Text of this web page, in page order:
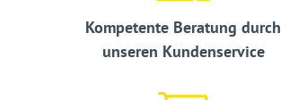
Kompetente Beratung durch
unseren Kundenservice